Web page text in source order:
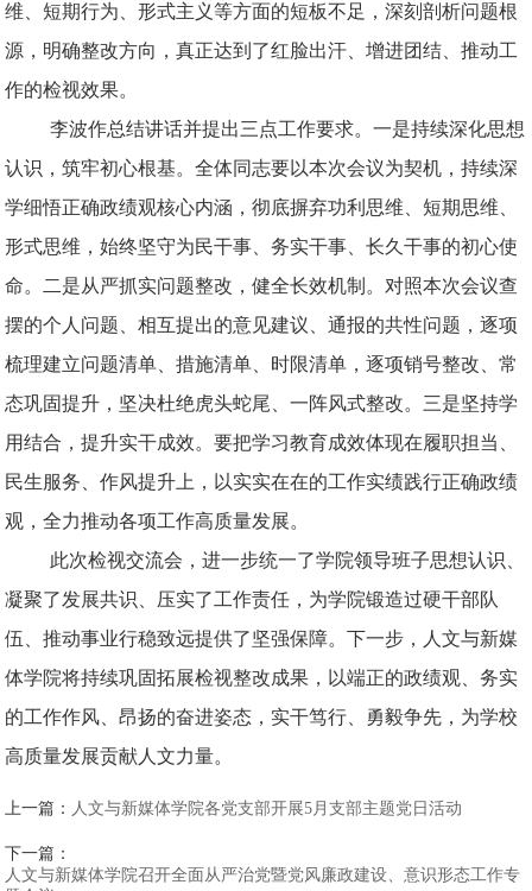
维、短期行为、形式主义等方面的短板不足，深刻剖析问题根
源，明确整改方向，真正达到了红脸出汗、增进团结、推动工
作的检视效果。
李波作总结讲话并提出三点工作要求。一是持续深化思想
认识，筑牢初心根基。全体同志要以本次会议为契机，持续深
学细悟正确政绩观核心内涵，彻底摒弃功利思维、短期思维、
形式思维，始终坚守为民干事、务实干事、长久干事的初心使
命。二是从严抓实问题整改，健全长效机制。对照本次会议查
摆的个人问题、相互提出的意见建议、通报的共性问题，逐项
梳理建立问题清单、措施清单、时限清单，逐项销号整改、常
态巩固提升，坚决杜绝虎头蛇尾、一阵风式整改。三是坚持学
用结合，提升实干成效。要把学习教育成效体现在履职担当、
民生服务、作风提升上，以实实在在的工作实绩践行正确政绩
观，全力推动各项工作高质量发展。
此次检视交流会，进一步统一了学院领导班子思想认识、
凝聚了发展共识、压实了工作责任，为学院锻造过硬干部队
伍、推动事业行稳致远提供了坚强保障。下一步，人文与新媒
体学院将持续巩固拓展检视整改成果，以端正的政绩观、务实
的工作作风、昂扬的奋进姿态，实干笃行、勇毅争先，为学校
高质量发展贡献人文力量。
上一篇： 人文与新媒体学院各党支部开展5月支部主题党日活动
下一篇：
人文与新媒体学院召开全面从严治党暨党风廉政建设、意识形态工作专